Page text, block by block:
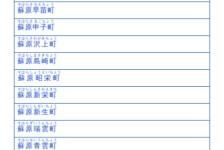
蘇原早苗町
そはらさなえちょう
蘇原申子町
そはらさるこちょう
蘇原沢上町
そはらさわがみちょう
蘇原島崎町
そはらしまさきちょう
蘇原昭栄町
そはらしょうえいちょう
蘇原新栄町
そはらしんさかえまち
蘇原新生町
そはらしんせいちょう
蘇原瑞雲町
そはらずいうんちょう
蘇原青雲町
そはらせいうんちょう